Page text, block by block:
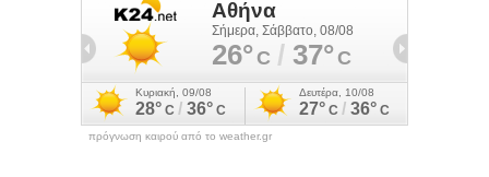
πρόγνωση καιρού από το weather.gr